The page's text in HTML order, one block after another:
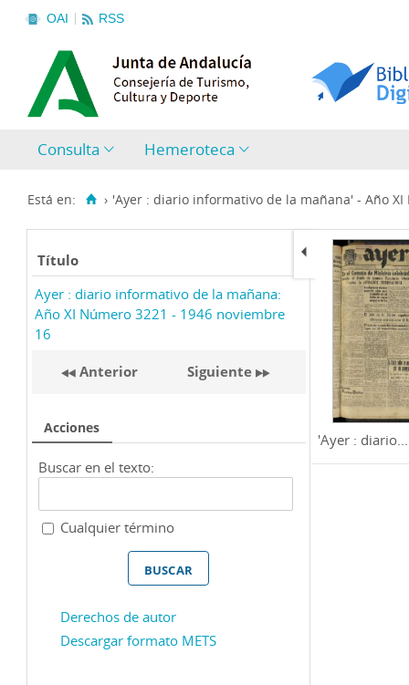
OAI RSS
Consulta Hemeroteca
Está en: › 'Ayer : diario informativo de la mañana' - Año XI
Título
Ayer : diario informativo de la mañana:
Año XI Número 3221 - 1946 noviembre
16
Anterior Siguiente
Acciones
Buscar en el texto:
Cualquier término
Derechos de autor
Descargar formato METS
'Ayer : diario...